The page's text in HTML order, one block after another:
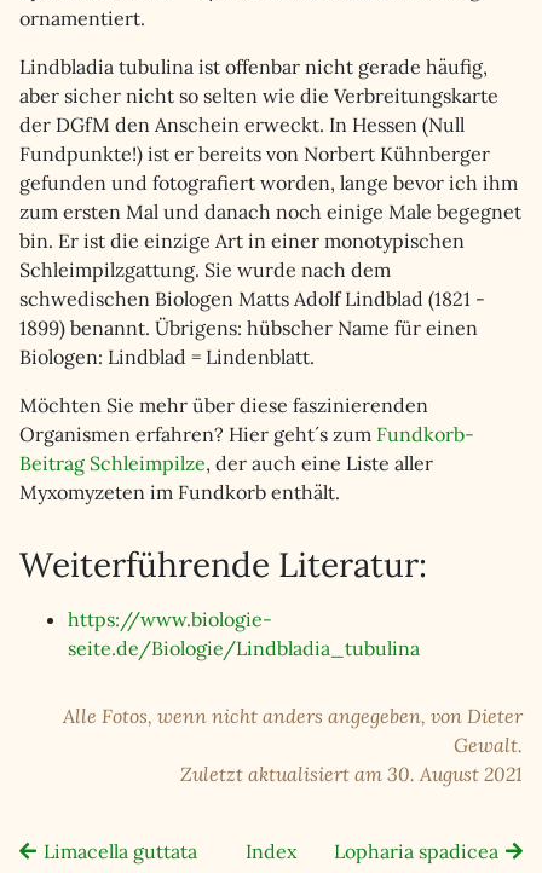
ornamentiert.
Lindbladia tubulina ist offenbar nicht gerade häufig,
aber sicher nicht so selten wie die Verbreitungskarte
der DGfM den Anschein erweckt. In Hessen (Null
Fundpunkte!) ist er bereits von Norbert Kühnberger
gefunden und fotografiert worden, lange bevor ich ihm
zum ersten Mal und danach noch einige Male begegnet
bin. Er ist die einzige Art in einer monotypischen
Schleimpilzgattung. Sie wurde nach dem
schwedischen Biologen Matts Adolf Lindblad (1821 -
1899) benannt. Übrigens: hübscher Name für einen
Biologen: Lindblad = Lindenblatt.
Möchten Sie mehr über diese faszinierenden
Organismen erfahren? Hier geht´s zum Fundkorb-
Beitrag Schleimpilze, der auch eine Liste aller
Myxomyzeten im Fundkorb enthält.
Weiterführende Literatur:
https://www.biologie-
seite.de/Biologie/Lindbladia_tubulina
Alle Fotos, wenn nicht anders angegeben, von Dieter
Gewalt.
Zuletzt aktualisiert am 30. August 2021
Limacella guttata Index Lopharia spadicea